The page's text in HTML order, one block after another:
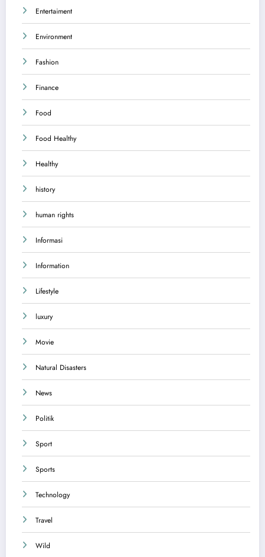
Entertaiment
Environment
Fashion
Finance
Food
Food Healthy
Healthy
history
human rights
Informasi
Information
Lifestyle
luxury
Movie
Natural Disasters
News
Politik
Sport
Sports
Technology
Travel
Wild